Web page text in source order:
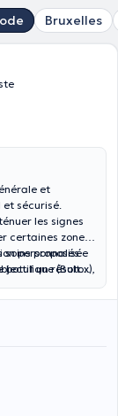
Bruxelles
et
sécurisé.
les signes
certaines zones
soins proposés
(Botox),
personnalisée
un résultat